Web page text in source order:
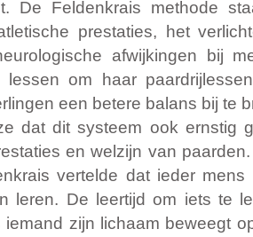
De Feldenkrais methode
prestaties, het
afwijkingen bij
om haar
een betere balans bij te
dat dit systeem ook ernstig
en welzijn van
vertelde dat ieder mens
leren. De leertijd om iets te
iemand zijn lichaam beweegt